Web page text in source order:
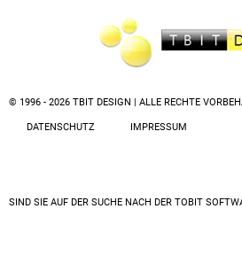
© 1996 - 2026 TBIT DESIGN | ALLE RECHTE
DATENSCHUTZ IMPRESSUM
SIND SIE AUF DER SUCHE NACH DER TOBIT